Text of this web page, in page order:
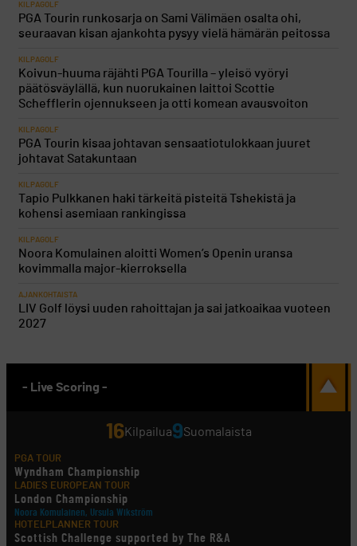
KILPAGOLF
PGA Tourin runkosarja on Sami Välimäen osalta ohi,
seuraavan kisan ajankohta pysyy vielä hämärän peitossa
KILPAGOLF
Koivun-huuma räjähti PGA Tourilla – yleisö vyöryi
päätösväylällä, kun nuorukainen laittoi Scottie
Schefflerin ojennukseen ja otti komean avausvoiton
KILPAGOLF
PGA Tourin kisaa johtavan sensaatiotulokkaan juuret
johtavat Satakuntaan
KILPAGOLF
Tapio Pulkkanen haki tärkeitä pisteitä Tshekistä ja
kohensi asemiaan rankingissa
KILPAGOLF
Noora Komulainen aloitti Women’s Openin uransa
kovimmalla major-kierroksella
AJANKOHTAISTA
LIV Golf löysi uuden rahoittajan ja sai jatkoaikaa vuoteen
2027
- Live Scoring -
16Kilpailua9Suomalaista
PGA TOUR
Wyndham Championship
LADIES EUROPEAN TOUR
London Championship
Noora Komulainen, Ursula Wikström
HOTELPLANNER TOUR
Scottish Challenge supported by The R&A